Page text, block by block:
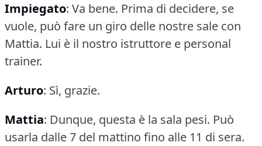
Impiegato: Va bene. Prima di decidere, se
vuole, può fare un giro delle nostre sale con
Mattia. Lui è il nostro istruttore e personal
trainer.
Arturo: Sì, grazie.
Mattia: Dunque, questa è la sala pesi. Può
usarla dalle 7 del mattino fino alle 11 di sera.